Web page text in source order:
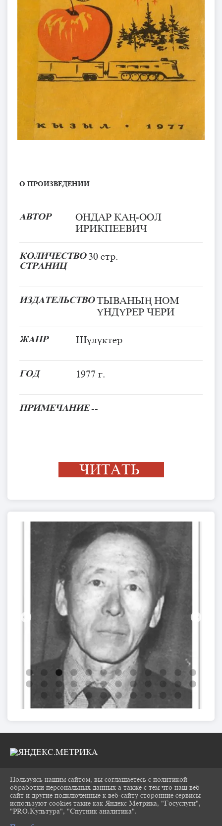
О ПРОИЗВЕДЕНИИ
АВТОР
ОНДАР КАҢ-ООЛ
ИРИКПЕЕВИЧ
КОЛИЧЕСТВО
СТРАНИЦ
30 стр.
ИЗДАТЕЛЬСТВО ТЫВАНЫҢ НОМ
ҮНДҮРЕР ЧЕРИ
ЖАНР Шүлүктер
ГОД 1977 г.
ПРИМЕЧАНИЕ --
ЧИТАТЬ
2026 Г. CHUKOVKA17.RU
ВХОД
КАРТА САЙТА
ПОЛИТИКА ОБРАБОТКИ ПЕРСОНАЛЬНЫХ
Пользуясь нашим сайтом, вы соглашаетесь с политикой
обработки персональных данных а также с тем что наш веб-
сайт и другие подключенные к веб-сайту сторонние сервисы
используют cookies такие как Яндекс Метрика, "Госуслуги",
"PRO.Культура", "Спутник аналитика".